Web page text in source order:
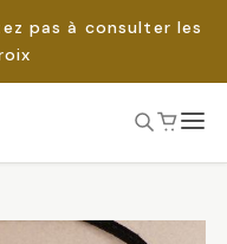
pas à consulter les